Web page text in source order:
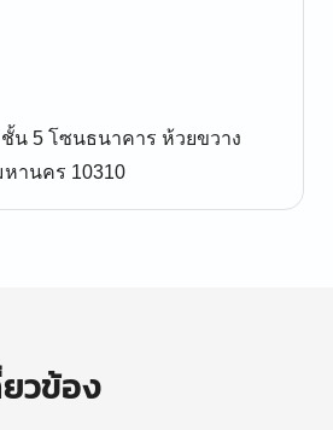
น 5 โซนธนาคาร ห้วยขวาง
หานคร 10310
วข้อง